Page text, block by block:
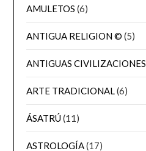
AMULETOS (6)
ANTIGUA RELIGION © (5)
ANTIGUAS CIVILIZACIONES
ARTE TRADICIONAL(6)
ÁSATRÚ(11)
ASTROLOGÍA(17)